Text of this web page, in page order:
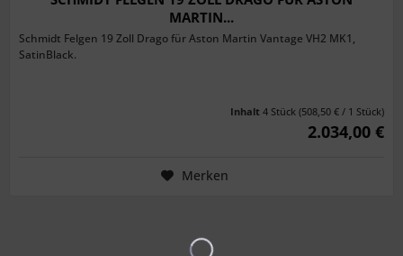
MARTIN...
Schmidt Felgen 19 Zoll Drago für Aston Martin Vantage VH2 MK1,
SatinBlack.
Inhalt 4 Stück (508,50 € / 1 Stück)
2.034,00 €
Merken